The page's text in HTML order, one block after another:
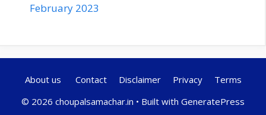
February 2023
About us Contact Disclaimer Privacy
Terms
© 2026 choupalsamachar.in • Built with GeneratePress